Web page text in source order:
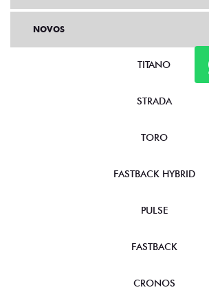
NOVOS
TITANO
STRADA
TORO
FASTBACK HYBRID
PULSE
FASTBACK
CRONOS